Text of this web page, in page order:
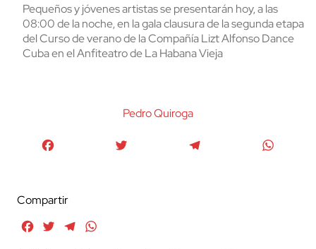
Pequeños y jóvenes artistas se presentarán hoy, a las
08:00 de la noche, en la gala clausura de la segunda etapa
del Curso de verano de la Compañía Lizt Alfonso Dance
Cuba en el Anfiteatro de La Habana Vieja
Pedro Quiroga
Compartir
FacebookTwitterTelegram